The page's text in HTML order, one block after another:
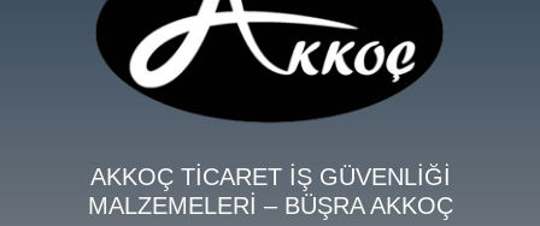
AKKOÇ TİCARET İŞ GÜVENLİĞİ
MALZEMELERİ – BÜŞRA AKKOÇ